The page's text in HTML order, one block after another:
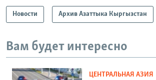
Новости Архив Азаттыка Кыргызстан
Вам будет интересно
ЦЕНТРАЛЬНАЯ АЗИЯ